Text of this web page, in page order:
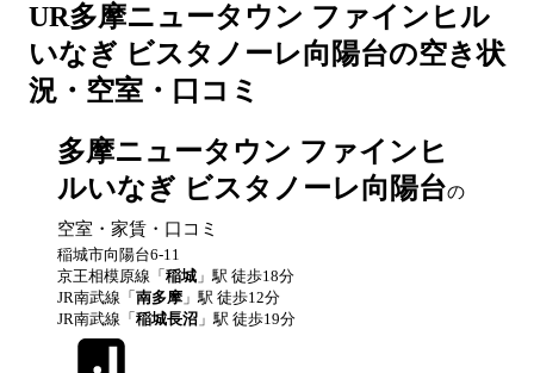
UR多摩ニュータウン ファインヒル
いなぎ ビスタノーレ向陽台の空き状
況・空室・口コミ
多摩ニュータウン ファインヒ
ルいなぎ ビスタノーレ向陽台の
空室・家賃・口コミ
稲城市向陽台6-11
京王相模原線 「 稲城 」駅 徒歩18分
JR南武線 「 南多摩 」駅 徒歩12分
JR南武線 「 稲城長沼 」駅 徒歩19分